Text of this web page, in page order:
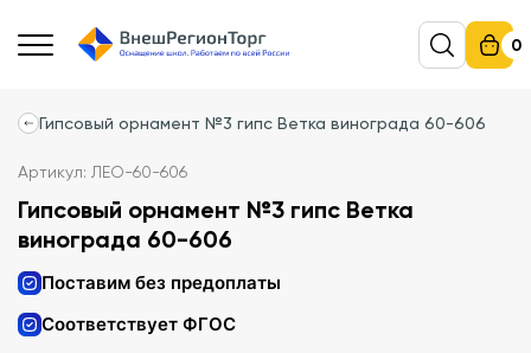
0
Гипсовый орнамент №3 гипс Ветка винограда 60-606
Артикул: ЛЕО-60-606
Гипсовый орнамент №3 гипс Ветка
винограда 60-606
Поставим без предоплаты
Соответствует ФГОС